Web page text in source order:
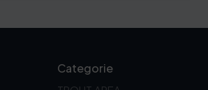
Categorie